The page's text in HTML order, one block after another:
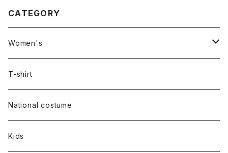
CATEGORY
Women's
Outer
Dress
Tops
T-shirt
National costume
Kids